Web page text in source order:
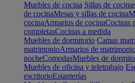
Muebles de cocina Sillas de
de cocinaMesas y sillas de cocina
cocinaArmarios de cocinaCocinas
completasCocinas a medida
Muebles de dormitorio Camas
matrimonioArmarios de
nocheComodasMuebles de
Muebles de oficina y teletrabajo
escritorioEstanterías